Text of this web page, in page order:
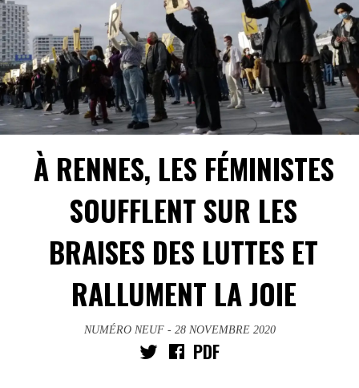
À RENNES, LES FÉMINISTES
SOUFFLENT SUR LES
BRAISES DES LUTTES ET
RALLUMENT LA JOIE
NUMÉRO NEUF - 28 NOVEMBRE 2020
PDF